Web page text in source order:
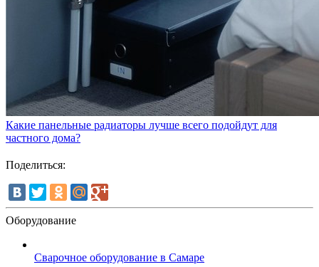
Какие панельные радиаторы лучше всего подойдут для
частного дома?
Поделиться:
Оборудование
Сварочное оборудование в Самаре